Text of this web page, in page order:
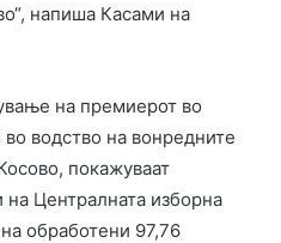
напиша Касами на
на премиерот во
водство на вонредните
покажуваат
Централната изборна
обработени 97,76